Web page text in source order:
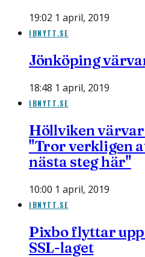
19:02 1 april, 2019
IBNYTT.SE
Jönköping
18:48 1 april, 2019
IBNYTT.SE
Höllviken
"Tror verkligen
nästa steg här"
10:00 1 april, 2019
IBNYTT.SE
Pixbo flyttar
SSL-laget